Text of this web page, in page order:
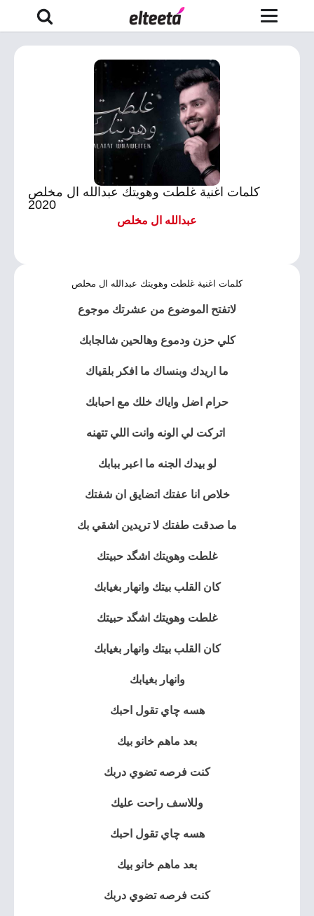
كلمات اغنية غلطت وهويتك عبدالله ال مخلص
2020
عبدالله ال مخلص
كلمات اغنية غلطت وهويتك عبدالله ال مخلص
لاتفتح الموضوع من عشرتك موجوع
كلي حزن ودموع وهالحين شالجابك
ما اريدك وبنساك ما افكر بلقياك
حرام اضل واياك خلك مع احبابك
اتركت لي الونه وانت اللي تتهنه
لو بيدك الجنه ما اعبر ببابك
خلاص انا عفتك اتضايق ان شفتك
ما صدقت طفتك لا تريدين اشقي بك
غلطت وهويتك اشگد حبيتك
كان القلب بيتك وانهار بغيابك
غلطت وهويتك اشگد حبيتك
كان القلب بيتك وانهار بغيابك
وانهار بغيابك
هسه چاي تقول احبك
بعد ماهم خانو بيك
كنت فرصه تضوي دربك
وللاسف راحت عليك
هسه چاي تقول احبك
بعد ماهم خانو بيك
كنت فرصه تضوي دربك